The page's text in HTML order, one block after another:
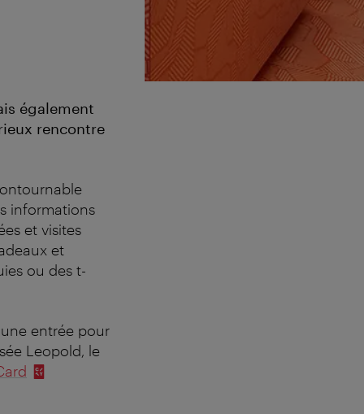
également
rencontre
informations
et visites
et
ou des t-
entrée pour
Leopold, le